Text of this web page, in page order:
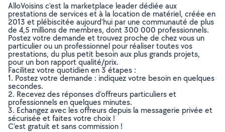
AlloVoisins c’est la marketplace leader dédiée aux
prestations de services et à la location de matériel, créée en
2013 et plébiscitée aujourd’hui par une communauté de plus
de 4,5 millions de membres, dont 300 000 professionnels.
Postez votre demande et trouvez proche de chez vous un
particulier ou un professionnel pour réaliser toutes vos
prestations, du plus petit besoin aux plus grands projets,
pour un bon rapport qualité/prix.
Facilitez votre quotidien en 3 étapes :
1. Postez votre demande : indiquez votre besoin en quelques
secondes.
2. Recevez des réponses d’offreurs particuliers et
professionnels en quelques minutes.
3. Echangez avec les offreurs depuis la messagerie privée et
sécurisée et faites votre choix !
C’est gratuit et sans commission !